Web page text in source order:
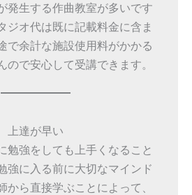
発生する作曲教室が多いです
ジオ代は既に記載料金に含ま
で余計な施設使用料がかかる
ので安心して受講できます。
上達が早い
勉強をしても上手くなること
強に入る前に大切なマインド
から直接学ぶことによって、